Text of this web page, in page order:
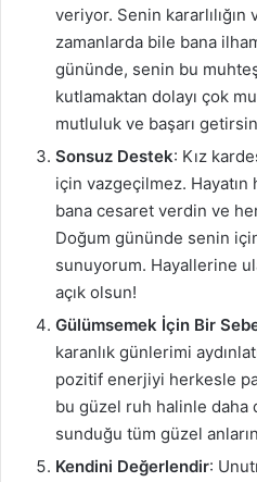
veriyor. Senin
zamanlarda bile bana
gününde, senin bu
kutlamaktan dolayı çok
mutluluk ve başarı
Sonsuz Destek: Kız
için vazgeçilmez. Hayatın
bana cesaret verdin ve
Doğum gününde senin
sunuyorum. Hayallerine
açık olsun!
Gülümsemek İçin Bir
karanlık günlerimi
pozitif enerjiyi herkesle
bu güzel ruh halinle daha
sunduğu tüm güzel anların
Kendini Değerlendir: